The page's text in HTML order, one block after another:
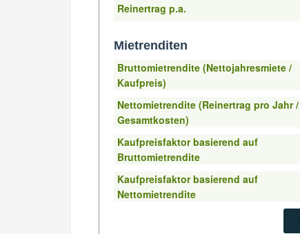
Reinertrag p.a.
Mietrenditen
Bruttomietrendite (Nettojahresmiete /
Kaufpreis)
Nettomietrendite (Reinertrag pro Jahr /
Gesamtkosten)
Kaufpreisfaktor basierend auf
Bruttomietrendite
Kaufpreisfaktor basierend auf
Nettomietrendite